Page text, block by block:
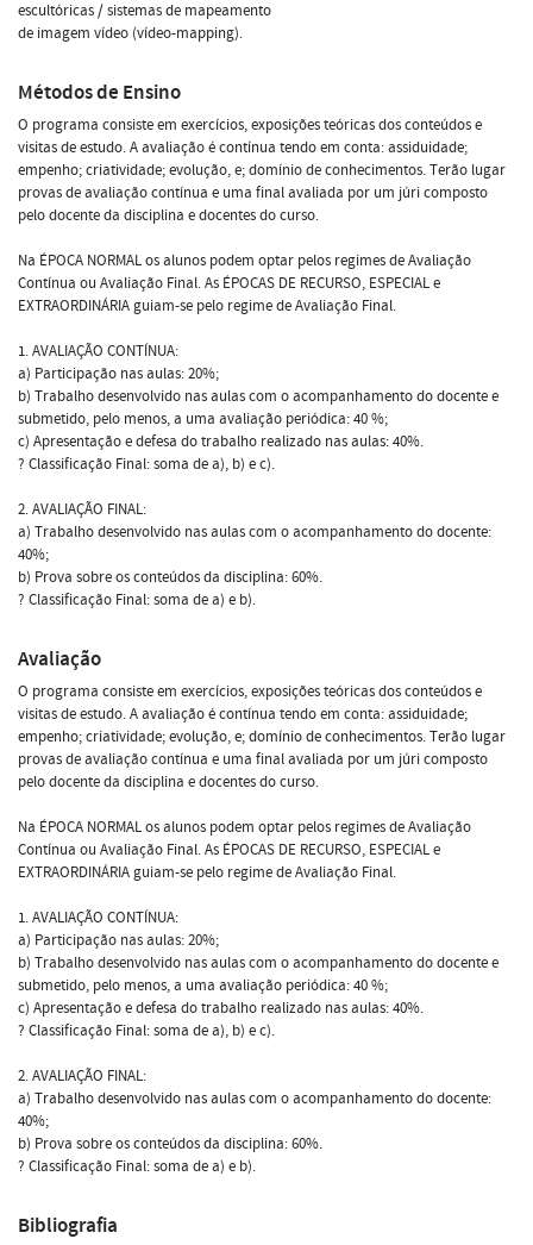
escultóricas / sistemas de mapeamento
de imagem vídeo (vídeo-mapping).
Métodos de Ensino
O programa consiste em exercícios, exposições teóricas dos conteúdos e
visitas de estudo. A avaliação é contínua tendo em conta: assiduidade;
empenho; criatividade; evolução, e; domínio de conhecimentos. Terão lugar
provas de avaliação contínua e uma final avaliada por um júri composto
pelo docente da disciplina e docentes do curso.
Na ÉPOCA NORMAL os alunos podem optar pelos regimes de Avaliação
Contínua ou Avaliação Final. As ÉPOCAS DE RECURSO, ESPECIAL e
EXTRAORDINÁRIA guiam-se pelo regime de Avaliação Final.
1. AVALIAÇÃO CONTÍNUA:
a) Participação nas aulas: 20%;
b) Trabalho desenvolvido nas aulas com o acompanhamento do docente e
submetido, pelo menos, a uma avaliação periódica: 40 %;
c) Apresentação e defesa do trabalho realizado nas aulas: 40%.
? Classificação Final: soma de a), b) e c).
2. AVALIAÇÃO FINAL:
a) Trabalho desenvolvido nas aulas com o acompanhamento do docente:
40%;
b) Prova sobre os conteúdos da disciplina: 60%.
? Classificação Final: soma de a) e b).
Avaliação
O programa consiste em exercícios, exposições teóricas dos conteúdos e
visitas de estudo. A avaliação é contínua tendo em conta: assiduidade;
empenho; criatividade; evolução, e; domínio de conhecimentos. Terão lugar
provas de avaliação contínua e uma final avaliada por um júri composto
pelo docente da disciplina e docentes do curso.
Na ÉPOCA NORMAL os alunos podem optar pelos regimes de Avaliação
Contínua ou Avaliação Final. As ÉPOCAS DE RECURSO, ESPECIAL e
EXTRAORDINÁRIA guiam-se pelo regime de Avaliação Final.
1. AVALIAÇÃO CONTÍNUA:
a) Participação nas aulas: 20%;
b) Trabalho desenvolvido nas aulas com o acompanhamento do docente e
submetido, pelo menos, a uma avaliação periódica: 40 %;
c) Apresentação e defesa do trabalho realizado nas aulas: 40%.
? Classificação Final: soma de a), b) e c).
2. AVALIAÇÃO FINAL:
a) Trabalho desenvolvido nas aulas com o acompanhamento do docente:
40%;
b) Prova sobre os conteúdos da disciplina: 60%.
? Classificação Final: soma de a) e b).
Bibliografia